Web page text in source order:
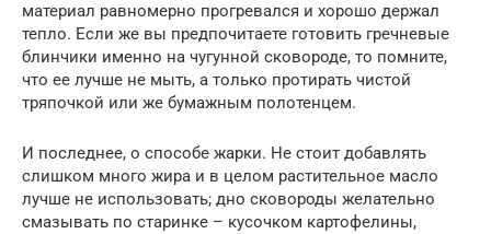
материал равномерно прогревался и хорошо держал
тепло. Если же вы предпочитаете готовить гречневые
блинчики именно на чугунной сковороде, то помните,
что ее лучше не мыть, а только протирать чистой
тряпочкой или же бумажным полотенцем.
И последнее, о способе жарки. Не стоит добавлять
слишком много жира и в целом растительное масло
лучше не использовать; дно сковороды желательно
смазывать по старинке – кусочком картофелины,